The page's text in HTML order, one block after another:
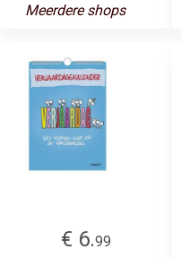
Meerdere shops
€ 6.99